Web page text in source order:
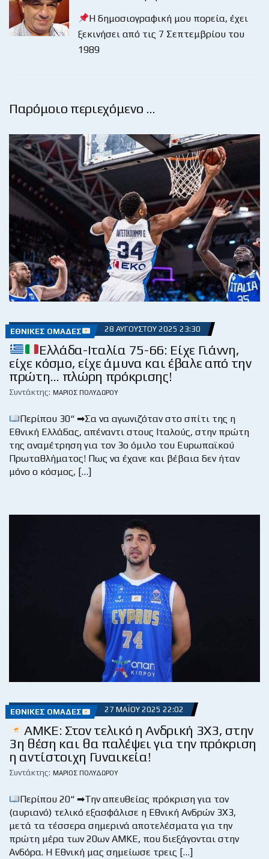
Η δημοσιογραφική μου πορεία, έχει
ξεκινήσει από τις 7 Σεπτεμβρίου του
1989
Παρόμοιο περιεχόμενο …
ΕΘΝΙΚΈΣ ΟΜΆΔΕΣ 28 ΑΥΓΟΎΣΤΟΥ 2025 23:30
Ελλάδα-Ιταλία 75-66: Είχε Γιάννη,
είχε κόσμο, είχε άμυνα και έβαλε από την
πρώτη… πλώρη πρόκρισης!
Συντάκτης: ΜΆΡΙΟΣ ΠΟΛΥΔΏΡΟΥ
Περίπου 30“ ➡Σα να αγωνιζόταν στο σπίτι της η
Εθνική Ελλάδας, απέναντι στους Ιταλούς, στην πρώτη
της αναμέτρηση για τον 3ο όμιλο του Ευρωπαϊκού
Πρωταθλήματος! Πως να έχανε και βέβαια δεν ήταν
μόνο ο κόσμος, […]
ΕΘΝΙΚΈΣ ΟΜΆΔΕΣ 27 ΜΑΪ́ΟΥ 2025 22:02
ΑΜΚΕ: Στον τελικό η Ανδρική 3Χ3, στην
3η θέση και θα παλέψει για την πρόκριση
η αντίστοιχη Γυναικεία!
Συντάκτης: ΜΆΡΙΟΣ ΠΟΛΥΔΏΡΟΥ
Περίπου 20“ ➡Την απευθείας πρόκριση για τον
(αυριανό) τελικό εξασφάλισε η Εθνική Ανδρών 3Χ3,
μετά τα τέσσερα σημερινά αποτελέσματα για την
πρώτη μέρα των 20ων ΑΜΚΕ, που διεξάγονται στην
Ανδόρα. Η Εθνική μας σημείωσε τρεις […]